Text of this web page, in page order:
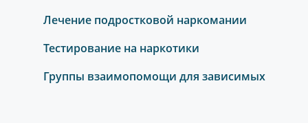
Лечение подростковой наркомании
Тестирование на наркотики
Группы взаимопомощи для зависимых